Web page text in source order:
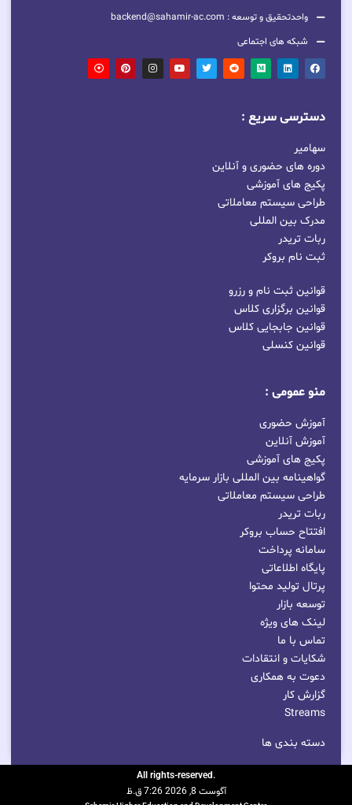
واحدتحقیق و توسعه : backend@sahamir-ac.com
شبکه های اجتماعی
دسترسی سریع :
سهامیر
دوره های حضوری و آنلاین
پکیج های آموزشی
طراحی سیستم معاملاتی
مدرک بین المللی
ربات تریدر
ثبت نام بروکر
قوانین ثبت نام و رزرو
قوانین برگزاری کلاس
قوانین جابجایی کلاس
قوانین کنسلی
منو عمومی :
آموزش حضوری
آموزش آنلاین
پکیج های آموزشی
گواهینامه بین المللی بازار سرمایه
طراحی سیستم معاملاتی
ربات تریدر
افتتاح حساب بروکر
سامانه پرداخت
پایگاه اطلاعاتی
پرتال تولید محتوا
توسعه بازار
لینک های ویژه
تماس با ما
شکایات و انتقادات
دعوت به همکاری
گزارش کار
Streams
دسته بندی ها
.All rights-reserved
آگوست 8, 2026 7:26 ق.ظ